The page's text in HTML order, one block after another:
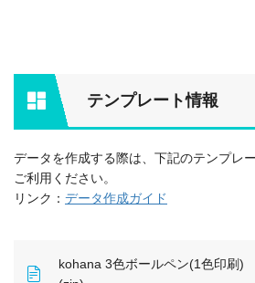
テンプレート情報
データを作成する際は、下記のテンプレ
ご利用ください。
リンク： データ作成ガイド
kohana 3色ボールペン(1色印刷)